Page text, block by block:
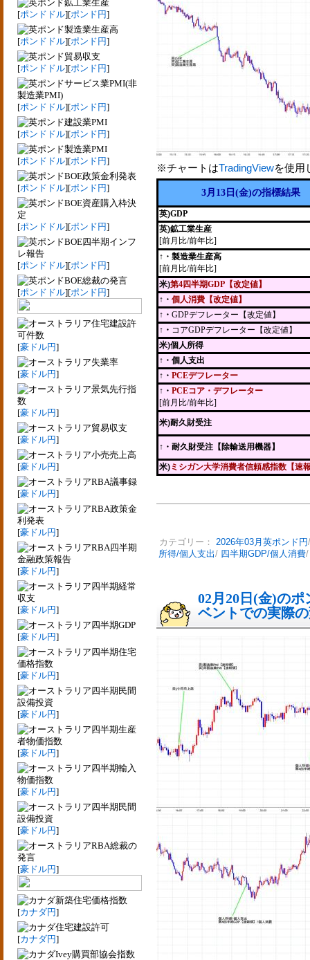
鉱工業生産
[ポンドドル][ポンド円]
製造業生産高
[ポンドドル][ポンド円]
貿易収支
[ポンドドル][ポンド円]
サービス業PMI(非
製造業PMI)
[ポンドドル][ポンド円]
建設業PMI
[ポンドドル][ポンド円]
製造業PMI
[ポンドドル][ポンド円]
BOE政策金利発表
[ポンドドル][ポンド円]
BOE資産購入枠決
定
[ポンドドル][ポンド円]
BOE四半期インフ
レ報告
[ポンドドル][ポンド円]
BOE総裁の発言
[ポンドドル][ポンド円]
住宅建設許
可件数
[豪ドル円]
失業率
[豪ドル円]
景気先行指
数
[豪ドル円]
貿易収支
[豪ドル円]
小売売上高
[豪ドル円]
RBA議事録
[豪ドル円]
RBA政策金
利発表
[豪ドル円]
RBA四半期
金融政策報告
[豪ドル円]
四半期経常
収支
[豪ドル円]
四半期GDP
[豪ドル円]
四半期住宅
価格指数
[豪ドル円]
四半期民間
設備投資
[豪ドル円]
四半期生産
者物価指数
[豪ドル円]
四半期輸入
物価指数
[豪ドル円]
四半期民間
設備投資
[豪ドル円]
RBA総裁の
発言
[豪ドル円]
新築住宅価格指数
[カナダ円]
住宅建設許可
[カナダ円]
Ivey購買部協会指数
※チャートはTradingViewを使用
3月13日(金)の指標結果
英)GDP
英)鉱工業生産
[前月比/前年比]
↑・製造業生産高
[前月比/前年比]
米)第4四半期GDP【改定値】
↑・ 個人消費【改定値】
↑・ GDPデフレーター【改定値】
↑・ コアGDPデフレーター【改定値】
米)個人所得
↑・個人支出
↑・ PCEデフレーター
↑・ PCEコア・デフレーター
[前月比/前年比]
米)耐久財受注
↑ ・耐久財受注【除輸送用機器】
米) ミシガン大学消費者信頼感指数【速
カテゴリー： 2026年03月英ポンド円
所得/個人支出/ 四半期GDP/個人消費
02月20日(金)の
ベントでの実際